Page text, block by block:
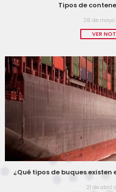
Tipos de
28 de mayo
VER
¿Qué tipos de buques
21 de abril